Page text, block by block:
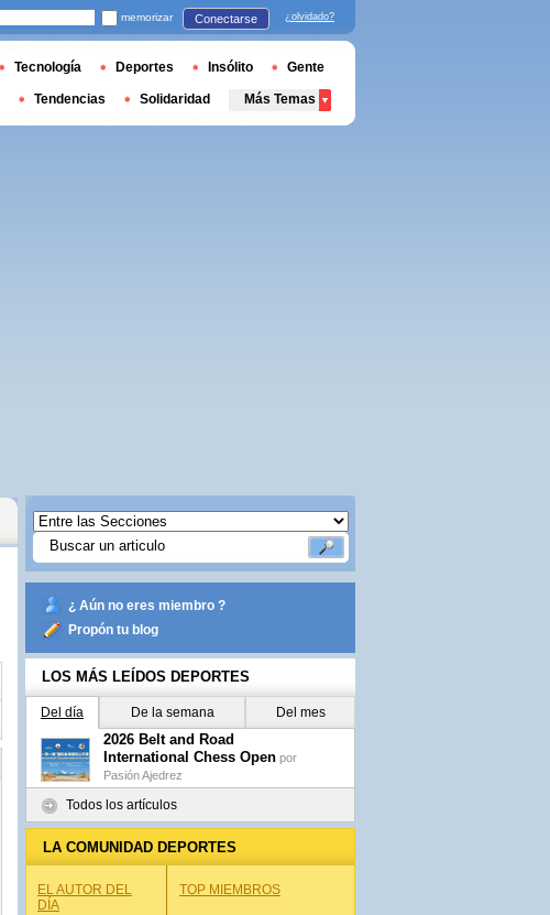
¿ Aún no eres miembro ?
Propón tu blog
LOS MÁS LEÍDOS DEPORTES
Del día De la semana Del mes
2026 Belt and Road
International Chess Open por
Pasión Ajedrez
Todos los artículos
LA COMUNIDAD DEPORTES
EL AUTOR DEL
DÍA
TOP MIEMBROS
memorizar Conectarse ¿olvidado?
Tecnología Deportes Insólito Gente
Tendencias Solidaridad Más Temas